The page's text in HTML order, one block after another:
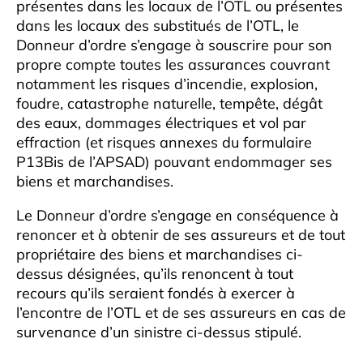
présentes dans les locaux de l’OTL ou présentes
dans les locaux des substitués de l’OTL, le
Donneur d’ordre s’engage à souscrire pour son
propre compte toutes les assurances couvrant
notamment les risques d’incendie, explosion,
foudre, catastrophe naturelle, tempête, dégât
des eaux, dommages électriques et vol par
effraction (et risques annexes du formulaire
P13Bis de l’APSAD) pouvant endommager ses
biens et marchandises.
Le Donneur d’ordre s’engage en conséquence à
renoncer et à obtenir de ses assureurs et de tout
propriétaire des biens et marchandises ci-
dessus désignées, qu’ils renoncent à tout
recours qu’ils seraient fondés à exercer à
l’encontre de l’OTL et de ses assureurs en cas de
survenance d’un sinistre ci-dessus stipulé.